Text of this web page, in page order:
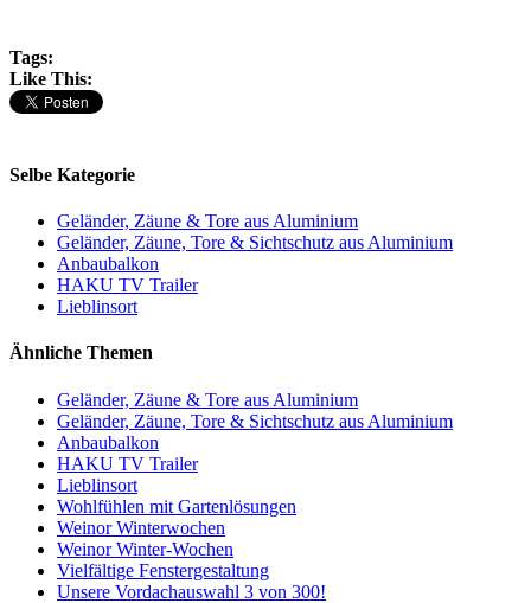
Tags:
Like This:
Selbe Kategorie
Geländer, Zäune & Tore aus Aluminium
Geländer, Zäune, Tore & Sichtschutz aus Aluminium
Anbaubalkon
HAKU TV Trailer
Lieblinsort
Ähnliche Themen
Geländer, Zäune & Tore aus Aluminium
Geländer, Zäune, Tore & Sichtschutz aus Aluminium
Anbaubalkon
HAKU TV Trailer
Lieblinsort
Wohlfühlen mit Gartenlösungen
Weinor Winterwochen
Weinor Winter-Wochen
Vielfältige Fenstergestaltung
Unsere Vordachauswahl 3 von 300!